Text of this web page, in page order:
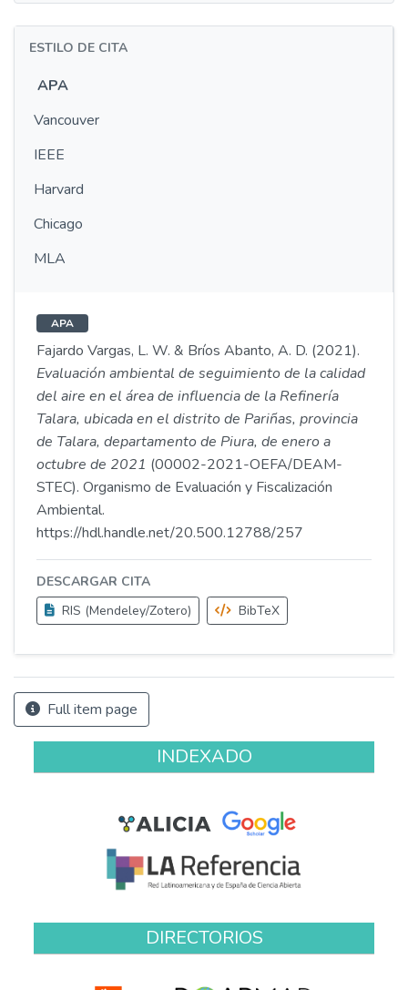
ESTILO DE CITA
APA
Vancouver
IEEE
Harvard
Chicago
MLA
APA
Fajardo Vargas, L. W. & Bríos Abanto, A. D. (2021).
Evaluación ambiental de seguimiento de la calidad
del aire en el área de influencia de la Refinería
Talara, ubicada en el distrito de Pariñas, provincia
de Talara, departamento de Piura, de enero a
octubre de 2021 (00002-2021-OEFA/DEAM-
STEC). Organismo de Evaluación y Fiscalización
Ambiental.
https://hdl.handle.net/20.500.12788/257
DESCARGAR CITA
RIS (Mendeley/Zotero)
BibTeX
Full item page
INDEXADO
DIRECTORIOS